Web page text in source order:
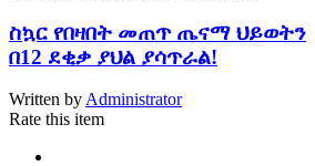
ስኳር የበዛበት መጠጥ ጤናማ ህይወትን
በ12 ደቂቃ ያህል ያሳጥራል!
Written byAdministrator
Rate this item